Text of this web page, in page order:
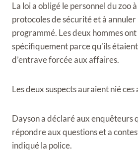
La loi a obligé le personnel du zoo
protocoles de sécurité et à
programmé. Les deux hommes
spécifiquement parce qu’ils
d’entrave forcée aux affaires.
Les deux suspects auraient nié ces
Dayson a déclaré aux enquêteurs
répondre aux questions et a
indiqué la police.